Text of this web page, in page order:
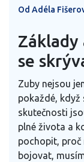
Od Adéla
Základy
se
Zuby nejsou
pokaždé, když
skutečnosti
plné života a
pochopit,
bojovat,